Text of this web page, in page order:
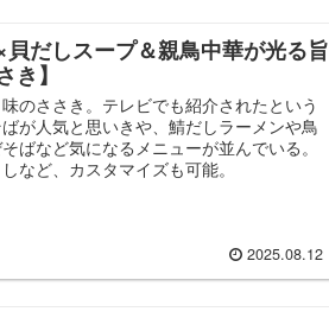
貝だしスープ＆親鳥中華が光る旨
き】
のささき。テレビでも紹介されたという
が人気と思いきや、鯖だしラーメンや鳥
ばなど気になるメニューが並んでいる。
など、カスタマイズも可能。
2025.08.12